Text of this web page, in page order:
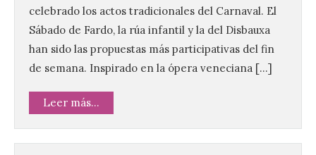
celebrado los actos tradicionales del Carnaval. El
Sábado de Fardo, la rúa infantil y la del Disbauxa
han sido las propuestas más participativas del fin
de semana. Inspirado en la ópera veneciana […]
Leer más...